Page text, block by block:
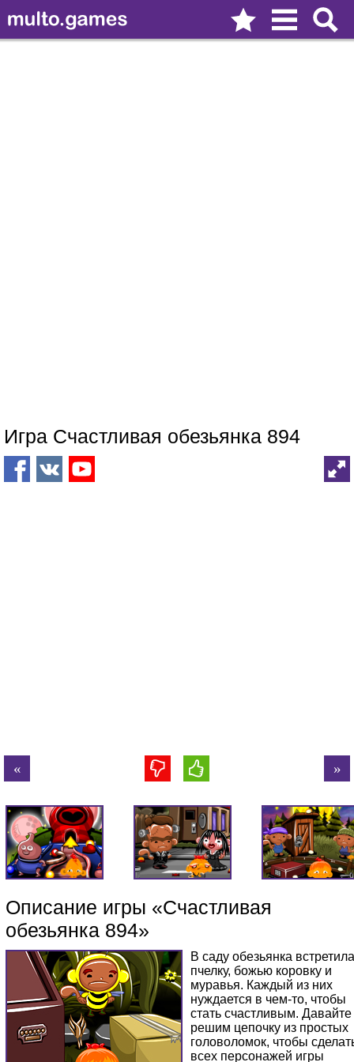
Игра Счастливая обезьянка 894
Описание игры «Счастливая
обезьянка 894»
В саду обезьянка встретила
пчелку, божью коровку и
муравья. Каждый из них
нуждается в чем-то, чтобы
стать счастливым. Давайте
решим цепочку из простых
головоломок, чтобы
всех персонажей игры